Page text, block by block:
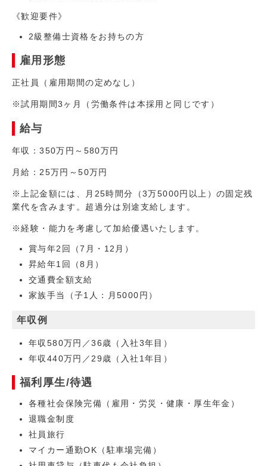
《歓迎要件》
2級整備士資格をお持ちの方
雇用形態
正社員（雇用期間の定めなし）
※試用期間3ヶ月（労働条件は本採用と同じです）
給与
年収：350万円～580万円
月給：25万円～50万円
※上記金額には、月25時間分（3万5000円以上）の固定残
業代を含みます。超過分は別途支給します。
※経験・能力を考慮して加給優遇いたします。
賞与年2回（7月・12月）
昇給年1回（8月）
交通費全額支給
家族手当（子1人：月5000円）
年収例
年収580万円／36歳（入社3年目）
年収440万円／29歳（入社1年目）
福利厚生/待遇
各種社会保険完備（雇用・労災・健康・厚生年金）
退職金制度
社員旅行
マイカー通勤OK（駐車場完備）